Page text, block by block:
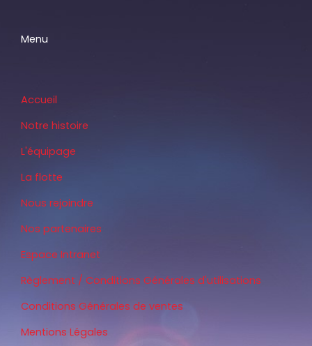
Menu
Accueil
Notre histoire
L'équipage
La flotte
Nous rejoindre
Nos partenaires
Espace Intranet
Règlement / Conditions Générales d'utilisations
Conditions Générales de ventes
Mentions Légales